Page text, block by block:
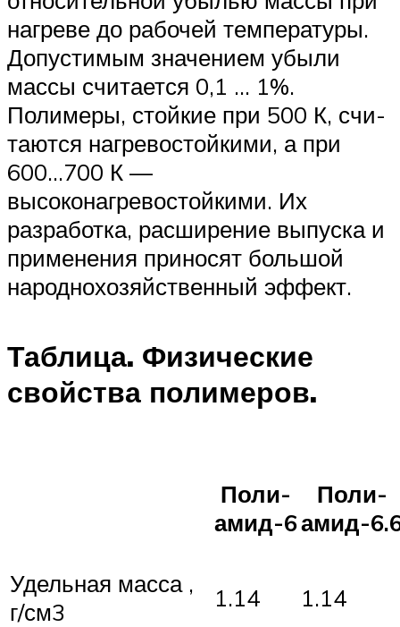
на­греве до рабочей температуры.
Допустимым значением убыли
массы считается 0,1 … 1%.
Полимеры, стойкие при 500 К, счи­
таются нагревостойкими, а при
600…700 К —
высоконагревостойкими. Их
разработка, расширение выпуска и
применения приносят большой
народнохозяйственный эффект.
Таблица. Физические
свойства полимеров.
Поли-
амид-6
Поли-
амид-
Удельная масса ,
г/см3
1.14
1.14